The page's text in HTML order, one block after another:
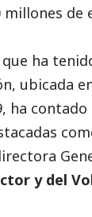
de
ha
ubicada
ha
y del